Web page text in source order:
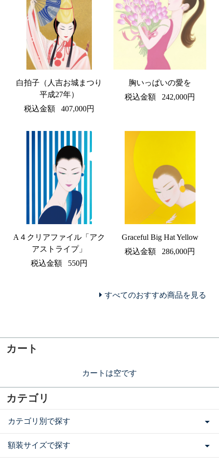
白拍子（人吉お城まつり
平成27年）
税込金額
407,000円
胸いっぱいの愛を
税込金額
242,000円
A４クリアファイル「アク
アストライプ」
税込金額
550円
Graceful Big Hat Yellow
税込金額
286,000円
すべてのおすすめ商品を見る
カート
カートは空です
カテゴリ
カテゴリ別で探す
額装サイズで探す